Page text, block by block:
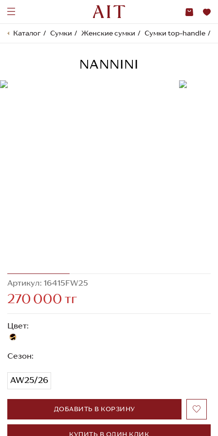
Каталог Сумки Женские сумки Сумки top-handle
NANNINI
Артикул: 16415FW25
270 000 тг
Цвет:
Сезон:
AW25/26
ДОБАВИТЬ В КОРЗИНУ
КУПИТЬ В ОДИН КЛИК